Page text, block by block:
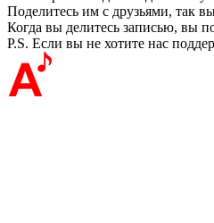
Поделитесь им с друзьями, так
Когда вы делитесь записью, вы
P.S. Если вы не хотите нас